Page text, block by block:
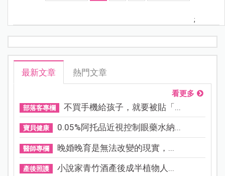
;
最新文章 熱門文章
看更多
部落客專欄 不買手機給孩子，就要被貼「...
寶貝健康 0.05%阿托品近視控制眼藥水納...
醫師專欄 晚婚晚育是無法改變的現實，...
產後照護 小說家青竹酒產後成半植物人...